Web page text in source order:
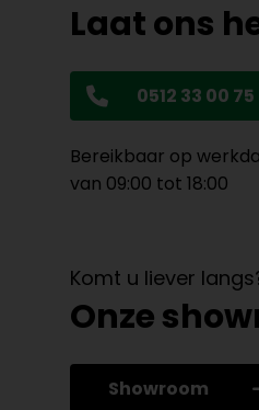
Laat ons
0512 33 00 75
Bereikbaar op
van 09:00 tot 18:00
Komt u liever
Onze
Showroom